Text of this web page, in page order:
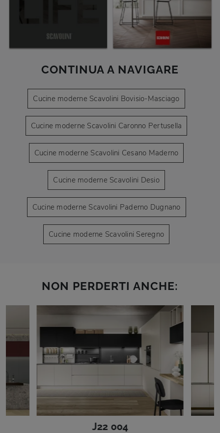
CONTINUA A NAVIGARE
Cucine moderne Scavolini Bovisio-Masciago
Cucine moderne Scavolini Caronno Pertusella
Cucine moderne Scavolini Cesano Maderno
Cucine moderne Scavolini Desio
Cucine moderne Scavolini Paderno Dugnano
Cucine moderne Scavolini Seregno
NON PERDERTI ANCHE:
J22 004